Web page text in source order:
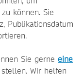
können. Sie
Publikationsdatum
Sie gerne eine
Wir helfen